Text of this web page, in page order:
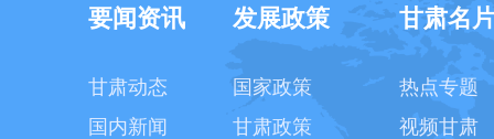
要闻资讯
甘肃动态
国内新闻
发展政策
国家政策
甘肃政策
甘肃名
热点专题
视频甘肃